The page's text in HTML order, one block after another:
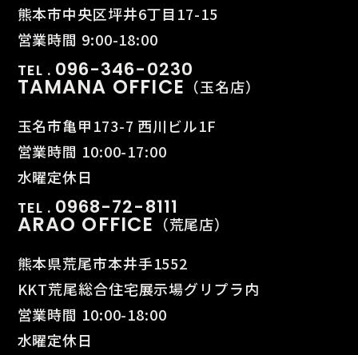
熊本市中央区坪井6丁目17-15
営業時間 9:00-18:00
TEL . 096-346-0230
TAMANA OFFICE （玉名店）
玉名市亀甲173-7 西川ビル1F
営業時間 10:00-17:00
水曜定休日
TEL . 0968-72-8111
ARAO OFFICE （荒尾店）
熊本県荒尾市本井手1552
KKT荒尾総合住宅展示場グリプラ内
営業時間 10:00-18:00
水曜定休日